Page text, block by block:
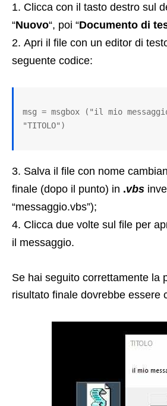
Clicca con il tasto destro sul
“Nuovo“, poi “Documento di
Apri il file con un editor di
seguente codice:
msg = msgbox ("il mio
"TITOLO")
Salva il file con nome
finale (dopo il punto) in .vbs
“messaggio.vbs”);
Clicca due volte sul file per
il messaggio.
Se hai seguito correttamente la
risultato finale dovrebbe essere